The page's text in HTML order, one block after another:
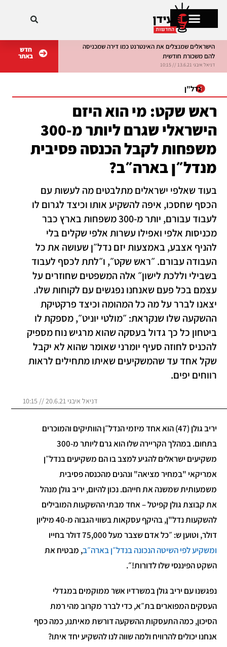
הישראלים שמנצלים את האינטרנט כמו דירה שמכניסה
להם משכורת חודשית
דניאל איבגי 13.6.21 // 10:15
מתקרחים בישראל
חדש
באתר
נדל"ן
ראש שקט: מי הוא היזם
הישראלי שגרם ליותר מ-300
משפחות לקבל הכנסה פסיבית
מנדל״ן בארה״ב?
בעוד שאלפי ישראלים מתלבטים מה לעשות עם
הכסף שחסכו, איפה להשקיע אותו וכיצד לגרום לו
לעבוד עבורם, יותר מ-300 משפחות בארץ כבר
מכניסות אלפי ואפילו עשרות אלפי שקלים בלי
להניף אצבע, באמצעות יזם נדל״ן שעושה את כל
העבודה עבורם. ״ראש שקט״, ו״לתת לכסף לעבוד
בשבילי וללכת לישון״ אלה המשפטים שחוזרים על
עצמם בכל פעם שאנחנו נפגשים עם לקוחות שלו.
יצאנו לברר על מה כל המהומה וכיצד פרקטיקת
ההשקעה שלו שנקראת: ״מולטי יוניט״, מספקת לו
ביטחון כל כך גדול בעסקה שהוא מרגיש נוח מספיק
להכניס לחוזה סעיף יומרני שאומר שהוא לא יקבל
שקל אחד עד שהמשקיעים שאיתו מתחילים לראות
רווחים יפים.
דניאל איבגי 20.6.21 // 10:15
יריב גולן (47) הוא אחד מיזמי הנדל״ן הוותיקים והמוכרים
בתחום. במהלך הקריירה שלו הוא גרם ליותר מ-300
משקיעים ישראלים להגיע למצב בו הם משקיעים בנדל״ן
אמריקאי "במחיר מציאה" ונהנים מהכנסה פסיבית
משמעותית שמשנה את חייהם. נכון להיום, יריב גולן מנהל
את קבוצת גולן קפיטל – אחד מבתי ההשקעות המובילים
להשקעות נדל"ן, בהיקף עסקאות בשווי הגבוה מ-40 מיליון
דולר, וטוען ש: ״כל אדם שצבר מעל 75,000 דולר בחייו
ומשקיע לפי השיטה הנכונה בנדל״ן בארה״ב, מבטיח את
השקט הפיננסי שלו לדורות!״.
נפגשנו עם יריב גולן במשרדיו אשר ממוקמים במגדלי
העסקים המפוארים בת״א, כדי לברר מקרוב מהי רמת
הסיכון, כמה התעסקות ההשקעה דורשת מאיתנו, כמה כסף
אנחנו יכולים להרוויח ולמה שווה לנו להשקיע יחד איתו?